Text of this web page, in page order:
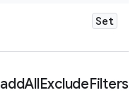
Set
addAllExcludeFilters